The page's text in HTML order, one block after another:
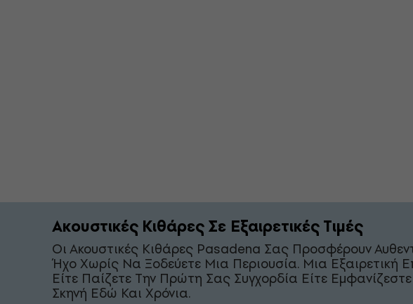
Ακουστικές Κιθάρες Σε Εξαιρετικές Τιμές
Οι Ακουστικές Κιθάρες Pasadena Σας Προσφέρουν
Ήχο Χωρίς Να Ξοδεύετε Μια Περιουσία. Μια Εξαιρετική
Είτε Παίζετε Την Πρώτη Σας Συγχορδία Είτε
Σκηνή Εδώ Και Χρόνια.